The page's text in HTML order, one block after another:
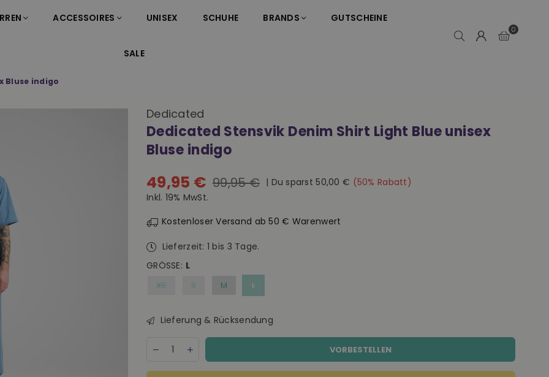
ACCESSOIRES UNISEX SCHUHE BRANDS GUTSCHEINE
SALE
0
Bluse indigo
Dedicated
Dedicated Stensvik Denim Shirt Light Blue unisex
Bluse indigo
Normaler
Preis
49,95 € 99,95 € | Du sparst 50,00 € (50% Rabatt)
Inkl. 19% MwSt.
Kostenloser Versand ab 50 € Warenwert
Lieferzeit: 1 bis 3 Tage.
GRÖSSE: L
XS S M L
Lieferung & Rücksendung
Decrease
for
Increase
quantity
for
VORBESTELLEN